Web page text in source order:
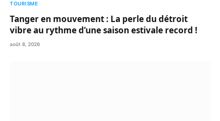
TOURISME
Tanger en mouvement : La perle du détroit
vibre au rythme d’une saison estivale record !
août 8, 2026